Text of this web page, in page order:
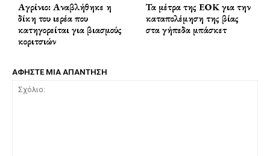
Αγρίνιο: Αναβλήθηκε η
δίκη του ιερέα που
κατηγορείται για βιασμούς
κοριτσιών
Τα μέτρα της ΕΟΚ για την
καταπολέμηση της βίας
στα γήπεδα μπάσκετ
ΑΦΗΣΤΕ ΜΙΑ ΑΠΑΝΤΗΣΗ